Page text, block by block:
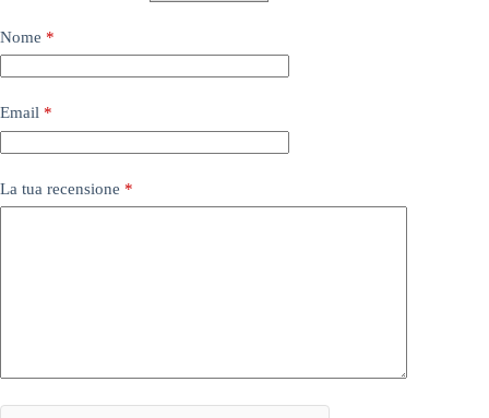
Nome *
Email *
La tua recensione *